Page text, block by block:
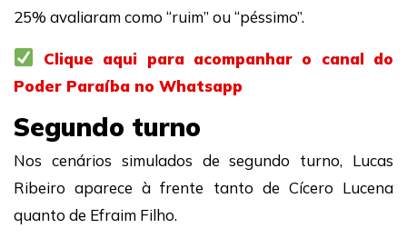
25% avaliaram como “ruim” ou “péssimo”.
Clique aqui para acompanhar o canal do
Poder Paraíba no Whatsapp
Segundo turno
Nos cenários simulados de segundo turno, Lucas
Ribeiro aparece à frente tanto de Cícero Lucena
quanto de Efraim Filho.